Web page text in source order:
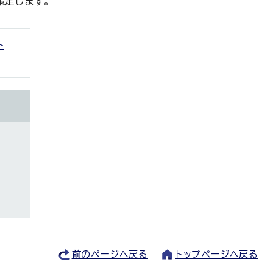
前のページへ戻る トップページへ戻る